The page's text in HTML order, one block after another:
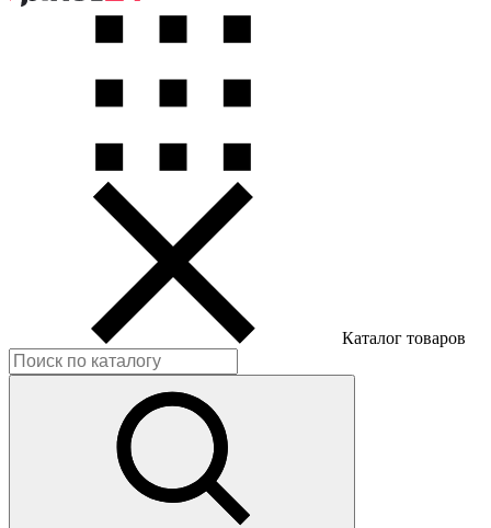
Каталог товаров